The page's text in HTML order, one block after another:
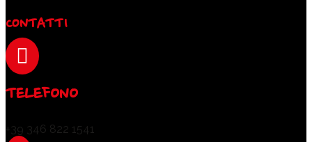
CONTATTI

TELEFONO
+39 346 822 1541